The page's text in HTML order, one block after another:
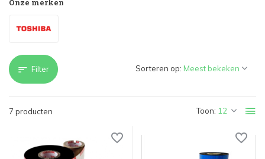
Onze merken
Filter
7 producten Toon:
Sorteren op: